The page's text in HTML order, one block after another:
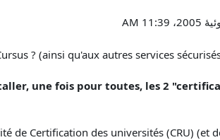
? (ainsi qu'aux autres services
une fois pour toutes, les 2
Certification des universités (CRU) (et